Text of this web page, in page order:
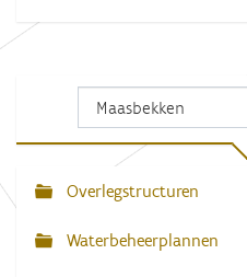
N
a
Overlegstructuren
Waterbeheerplannen